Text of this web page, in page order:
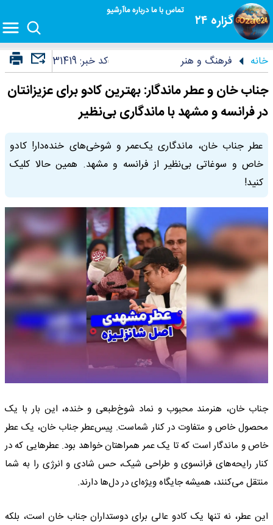
گزاره ۲۴
تماس با مادرباره ماآرشیو
خانه فرهنگ و هنر کد خبر:31419
جناب خان و عطر ماندگار: بهترین کادو برای عزیزانتان
در فرانسه و مشهد با ماندگاری بی‌نظیر
عطر جناب خان، ماندگاری یک‌عمر و شوخی‌های خنده‌دار! کادو
خاص و سوغاتی بی‌نظیر از فرانسه و مشهد. همین حالا کلیک
کنید!
جناب خان، هنرمند محبوب و نماد شوخ‌طبعی و خنده، این بار با یک
محصول خاص و متفاوت در کنار شماست. پیس‌عطر جناب خان، یک عطر
خاص و ماندگار است که تا یک عمر همراهتان خواهد بود. عطرهایی که در
کنار رایحه‌های فرانسوی و طراحی شیک، حس شادی و انرژی را به شما
منتقل می‌کنند، همیشه جایگاه ویژه‌ای در دل‌ها دارند.
این عطر، نه تنها یک کادو عالی برای دوستداران جناب خان است، بلکه